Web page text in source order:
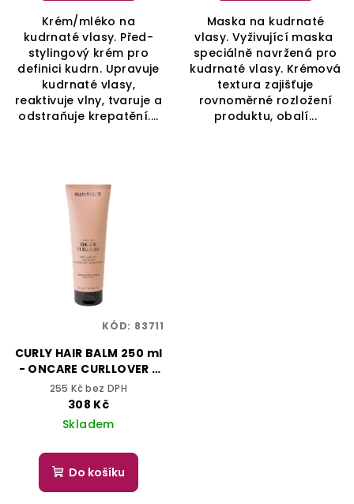
Krém/mléko na
kudrnaté vlasy. Před-
stylingový krém pro
definici kudrn. Upravuje
kudrnaté vlasy,
reaktivuje vlny, tvaruje a
odstraňuje krepatění....
Maska na kudrnaté
vlasy. Vyživující maska ​​
speciálně navržená pro
kudrnaté vlasy. Krémová
textura zajišťuje
rovnoměrné rozložení
produktu, obalí...
CURLY HAIR BALM 250 ml
- ONCARE CURLLOVER -
SELECTIVE
PROFESSIONAL
255 Kč bez DPH
308 Kč
Skladem
Do košíku
KÓD: 83711